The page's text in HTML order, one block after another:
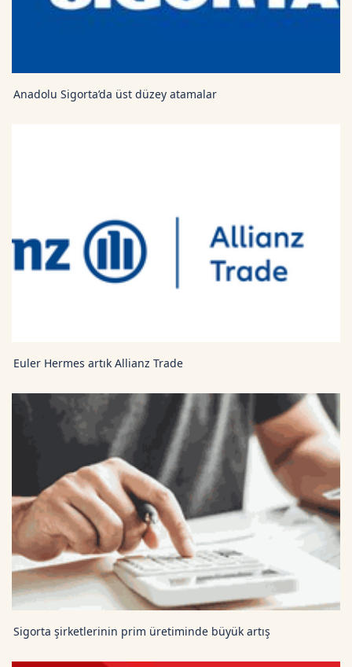
Anadolu Sigorta’da üst düzey atamalar
Euler Hermes artık Allianz Trade
Sigorta şirketlerinin prim üretiminde büyük artış